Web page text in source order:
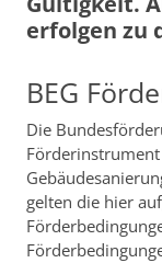
erfolgen zu
BEG
Die
gelten die hier